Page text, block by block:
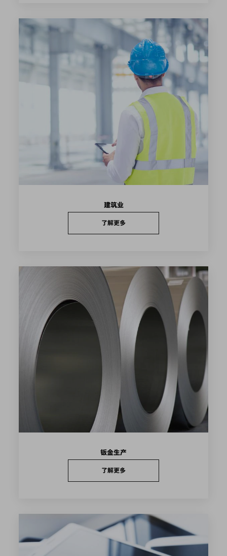
建筑业
了解更多
钣金生产
了解更多